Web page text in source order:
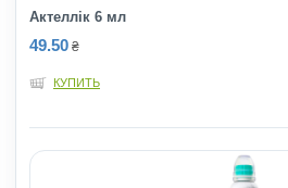
Актеллік 6 мл
49.50 ₴
КУПИТЬ